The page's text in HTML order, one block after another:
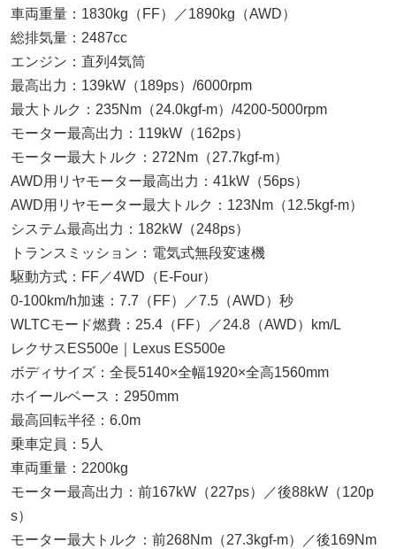
車両重量：1830kg（FF）／1890kg（AWD）
総排気量：2487cc
エンジン：直列4気筒
最高出力：139kW（189ps）/6000rpm
最大トルク：235Nm（24.0kgf-m）/4200-5000rpm
モーター最高出力：119kW（162ps）
モーター最大トルク：272Nm（27.7kgf-m）
AWD用リヤモーター最高出力：41kW（56ps）
AWD用リヤモーター最大トルク：123Nm（12.5kgf-m）
システム最高出力：182kW（248ps）
トランスミッション：電気式無段変速機
駆動方式：FF／4WD（E-Four）
0-100km/h加速：7.7（FF）／7.5（AWD）秒
WLTCモード燃費：25.4（FF）／24.8（AWD）km/L
レクサスES500e｜Lexus ES500e
ボディサイズ：全長5140×全幅1920×全高1560mm
ホイールベース：2950mm
最高回転半径：6.0m
乗車定員：5人
車両重量：2200kg
モーター最高出力：前167kW（227ps）／後88kW（120p
s）
モーター最大トルク：前268Nm（27.3kgf-m）／後169Nm